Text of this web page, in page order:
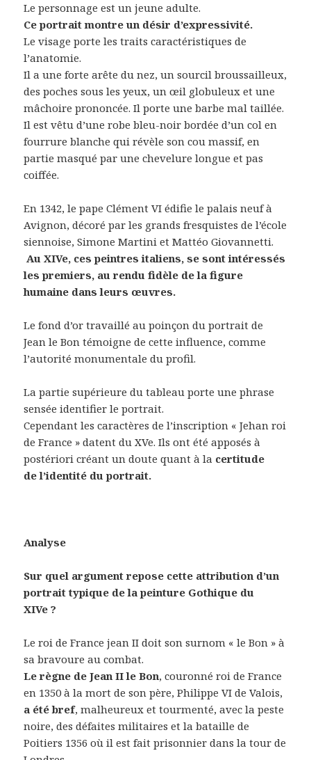
Le personnage est un jeune adulte.
Ce portrait montre un désir d’expressivité.
Le visage porte les traits caractéristiques de
l’anatomie.
Il a une forte arête du nez, un sourcil broussailleux,
des poches sous les yeux, un œil globuleux et une
mâchoire prononcée. Il porte une barbe mal taillée.
Il est vêtu d’une robe bleu-noir bordée d’un col en
fourrure blanche qui révèle son cou massif, en
partie masqué par une chevelure longue et pas
coiffée.
En 1342, le pape Clément VI édifie le palais neuf à
Avignon, décoré par les grands fresquistes de l’école
siennoise, Simone Martini et Mattéo Giovannetti.
Au XIVe, ces peintres italiens, se sont intéressés
les premiers, au rendu fidèle de la figure
humaine dans leurs œuvres.
Le fond d’or travaillé au poinçon du portrait de
Jean le Bon témoigne de cette influence, comme
l’autorité monumentale du profil.
La partie supérieure du tableau porte une phrase
sensée identifier le portrait.
Cependant les caractères de l’inscription « Jehan roi
de France » datent du XVe. Ils ont été apposés à
postériori créant un doute quant à la certitude
de l’identité du portrait.
Analyse
Sur quel argument repose cette attribution d’un
portrait typique de la peinture Gothique du
XIVe ?
Le roi de France jean II doit son surnom « le Bon » à
sa bravoure au combat.
Le règne de Jean II le Bon, couronné roi de France
en 1350 à la mort de son père, Philippe VI de Valois,
a été bref, malheureux et tourmenté, avec la peste
noire, des défaites militaires et la bataille de
Poitiers 1356 où il est fait prisonnier dans la tour de